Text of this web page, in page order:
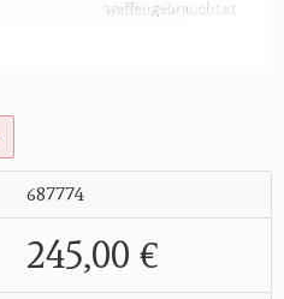
687774
245,00 €